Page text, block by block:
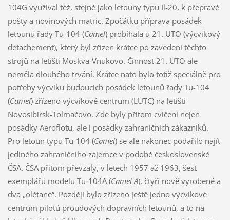
104G využíval též, stejně jako letouny typu Il-20, k přepravě
pošty a novinových matric. Zpočátku příprava posádek
letounů řady Tu-104 (Camel) probíhala u 21. UTO (výcvikový
detachement), který byl zřízen krátce po zavedení těchto
strojů na letišti Moskva-Vnukovo. Činnost 21. UTO ale
neměla dlouhého trvání. Krátce nato bylo totiž speciálně pro
potřeby výcviku budoucích posádek letounů řady Tu-104
(Camel) zřízeno výcvikové centrum (LUTC) na letišti
Novosibirsk-Tolmačovo. Zde byly přitom cvičeni nejen
posádky Aeroflotu, ale i posádky zahraničních zákazníků.
Pro letoun typu Tu-104 (Camel) se ale nakonec podařilo najít
jediného zahraničního zájemce v podobě československé
ČSA. ČSA přitom převzaly, v letech 1957 až 1963, šest
exemplářů modelu Tu-104A (Camel A), čtyři nově vyrobené a
dva „olétané“. Později bylo zřízeno ještě jedno výcvikové
centrum pilotů proudových dopravních letounů, a to na